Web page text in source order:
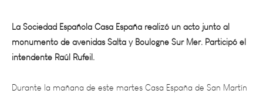
monumento de avenidas Salta y Boulogne Sur Mer. Participó el
intendente Raúl Rufeil.
Durante la mañana de este martes Casa España de San Martín
realizó un acto por el 12 de octubre, Día del Respeto a la